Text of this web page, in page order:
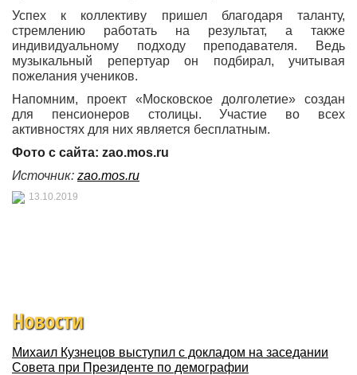
Успех к коллективу пришел благодаря таланту,
стремлению работать на результат, а также
индивидуальному подходу преподавателя. Ведь
музыкальный репертуар он подбирал, учитывая
пожелания учеников.
Напомним, проект «Московское долголетие» создан
для пенсионеров столицы. Участие во всех
активностях для них является бесплатным.
Фото с сайта: zao.mos.ru
Источник: zao.mos.ru
13.10.2019
Новости
Михаил Кузнецов выступил с докладом на заседании
Совета при Президенте по демографии